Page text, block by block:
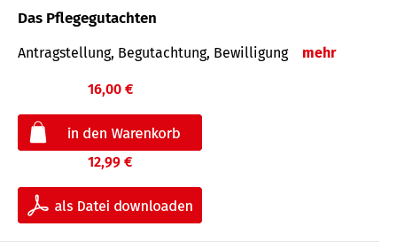
Das Pflegegutachten
Antragstellung, Begutachtung, Bewilligung mehr
16,00 €
12,99 €